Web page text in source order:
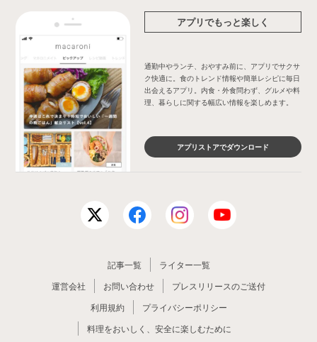
アプリでもっと楽しく
通勤中やランチ、おやすみ前に、アプリでサクサ
ク快適に。食のトレンド情報や簡単レシピに毎日
出会えるアプリ。内食・外食問わず、グルメや料
理、暮らしに関する幅広い情報を楽しめます。
アプリストアでダウンロード
記事一覧
ライター一覧
運営会社
お問い合わせ
プレスリリースのご送付
利用規約
プライバシーポリシー
料理をおいしく、安全に楽しむために